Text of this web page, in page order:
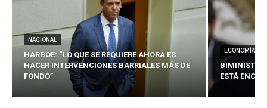
NACIONAL
HARBOE: “LO QUE SE REQUIERE AHORA ES
HACER INTERVENCIONES BARRIALES MÁS DE
FONDO”
ECONOMÍA
BIMINISTRO
ESTÁ